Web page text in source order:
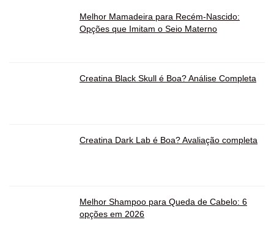
Melhor Mamadeira para Recém-Nascido:
Opções que Imitam o Seio Materno
Creatina Black Skull é Boa? Análise Completa
Creatina Dark Lab é Boa? Avaliação completa
Melhor Shampoo para Queda de Cabelo: 6
opções em 2026